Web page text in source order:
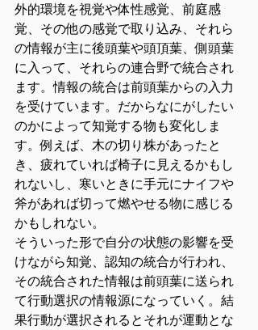
外的環境を視覚や体性感覚、前庭感
覚、その他の感覚で取り込み、それら
の情報が主に後頭葉や頭頂葉、側頭葉
に入って、それらの連合野で統合され
ます。情報の統合は前頭葉からの入力
を受けています。だからなにがしたい
のかによって知覚する物も変化しま
す。例えば、木の切り株があったと
き、疲れていれば椅子に見えるかもし
れないし、寒いときに手元にナイフや
斧があれば切って燃やせる物に感じる
かもしれない。
そういった形で自分の状態の影響を受
けながら知覚、認知の統合が行われ、
その統合された情報は前頭葉に送られ
て行動選択の情報源になっていく。結
果行動が選択されるとそれが運動とな